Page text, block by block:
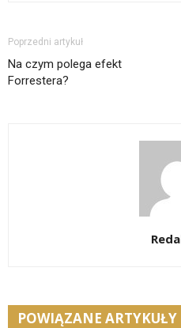
Poprzedni artykuł
Na czym polega efekt
Forrestera?
POWIĄZANE ARTYKUŁY